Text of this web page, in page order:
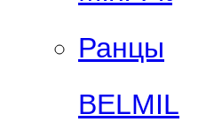
Ранцы
BELMIL